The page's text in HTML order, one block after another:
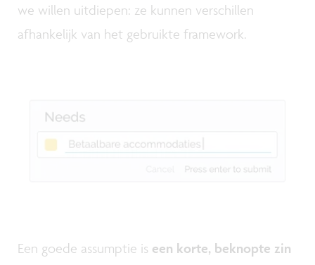
we willen uitdiepen: ze kunnen verschillen
afhankelijk van het gebruikte framework.
Een goede assumptie is een korte, beknopte zin